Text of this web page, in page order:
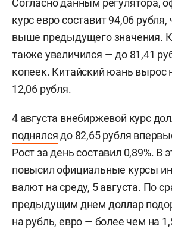
Согласноданным регулятора,
курс евро составит 94,06 рубля,
выше предыдущего значения.
также увеличился — до 81,41
копеек. Китайский юань вырос
12,06 рубля.
4 августа внебиржевой курс
поднялсядо 82,65 рубля
Рост за день составил 0,89%. В
повысилофициальные курсы
валют на среду, 5 августа. По
предыдущим днем доллар
на рубль, евро — более чем на